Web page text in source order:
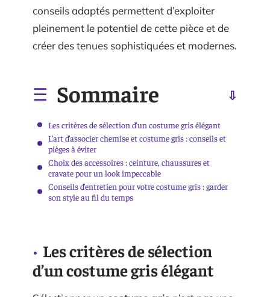
conseils adaptés permettent d’exploiter
pleinement le potentiel de cette pièce et de
créer des tenues sophistiquées et modernes.
Sommaire
Les critères de sélection d’un costume gris élégant
L’art d’associer chemise et costume gris : conseils et
pièges à éviter
Choix des accessoires : ceinture, chaussures et
cravate pour un look impeccable
Conseils d’entretien pour votre costume gris : garder
son style au fil du temps
Les critères de sélection
d’un costume gris élégant